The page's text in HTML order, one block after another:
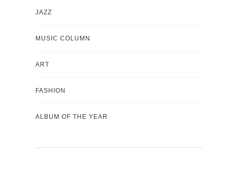
JAZZ
MUSIC COLUMN
ART
FASHION
ALBUM OF THE YEAR